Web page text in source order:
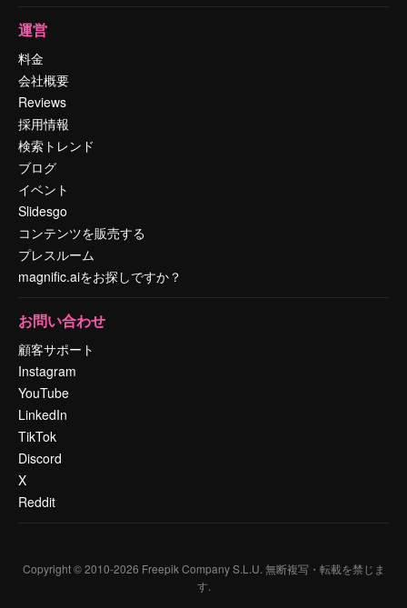
運営
料金
会社概要
Reviews
採用情報
検索トレンド
ブログ
イベント
Slidesgo
コンテンツを販売する
プレスルーム
magnific.aiをお探しですか？
お問い合わせ
顧客サポート
Instagram
YouTube
LinkedIn
TikTok
Discord
X
Reddit
Copyright © 2010-2026 Freepik Company S.L.U. 無断複写・転載を禁じま
す.